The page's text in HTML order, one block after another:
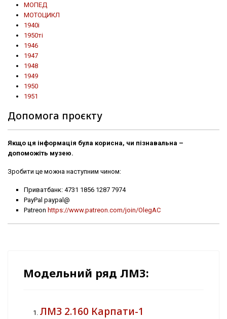
МОПЕД
МОТОЦИКЛ
1940і
1950ті
1946
1947
1948
1949
1950
1951
Допомога проєкту
Якщо ця інформація була корисна, чи пізнавальна –
допоможіть музею.
Зробити це можна наступним чином:
Приватбанк: 4731 1856 1287 7974
PayPal paypal@
Patreon https://www.patreon.com/join/OlegAC
Модельний ряд ЛМЗ:
ЛМЗ 2.160 Карпати-1